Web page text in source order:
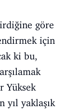
göre
için
ki bu,
Yüksek
yıl yaklaşık